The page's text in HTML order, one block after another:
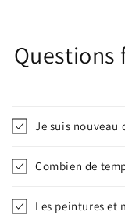
Questions
Je suis nouveau
Combien de
Les peintures et